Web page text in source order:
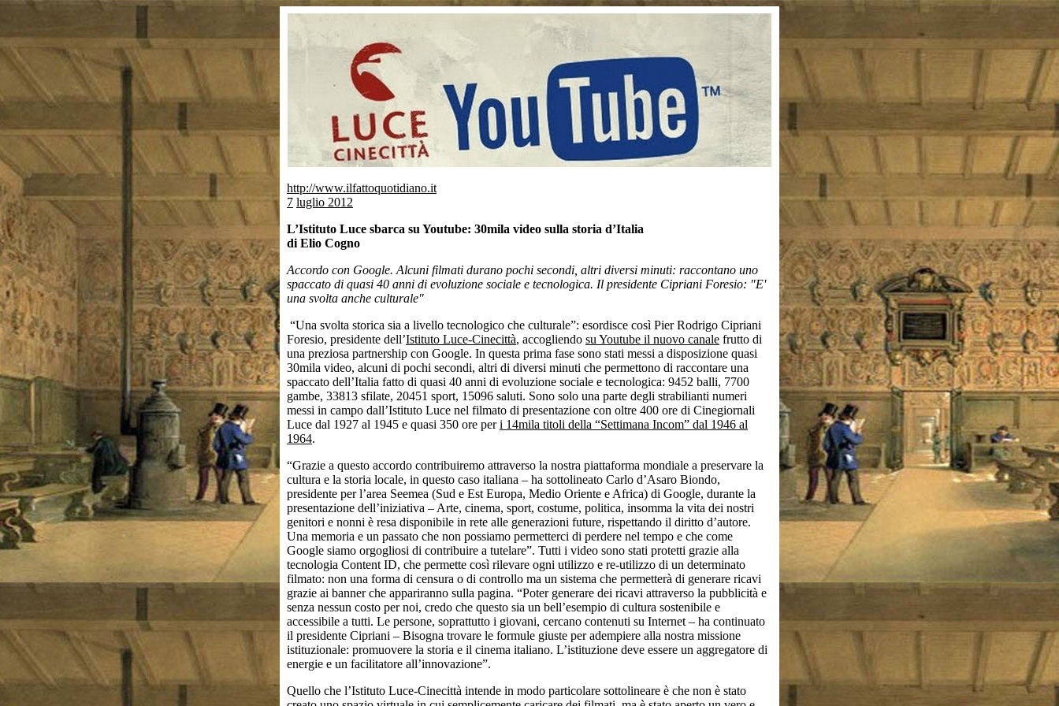
http://www.ilfattoquotidiano.it
7 luglio 2012
L’Istituto Luce sbarca su Youtube: 30mila video sulla storia d’Italia
di Elio Cogno
Accordo con Google. Alcuni filmati durano pochi secondi, altri diversi minuti: raccontano uno
spaccato di quasi 40 anni di evoluzione sociale e tecnologica. Il presidente Cipriani Foresio: "E'
una svolta anche culturale"
“Una svolta storica sia a livello tecnologico che culturale”: esordisce così Pier Rodrigo Cipriani
Foresio, presidente dell’Istituto Luce-Cinecittà, accogliendo su Youtube il nuovo canale frutto di
una preziosa partnership con Google. In questa prima fase sono stati messi a disposizione quasi
30mila video, alcuni di pochi secondi, altri di diversi minuti che permettono di raccontare una
spaccato dell’Italia fatto di quasi 40 anni di evoluzione sociale e tecnologica: 9452 balli, 7700
gambe, 33813 sfilate, 20451 sport, 15096 saluti. Sono solo una parte degli strabilianti numeri
messi in campo dall’Istituto Luce nel filmato di presentazione con oltre 400 ore di Cinegiornali
Luce dal 1927 al 1945 e quasi 350 ore peri 14mila titoli della “Settimana Incom” dal 1946 al
1964.
“Grazie a questo accordo contribuiremo attraverso la nostra piattaforma mondiale a preservare la
cultura e la storia locale, in questo caso italiana – ha sottolineato Carlo d’Asaro Biondo,
presidente per l’area Seemea (Sud e Est Europa, Medio Oriente e Africa) di Google, durante la
presentazione dell’iniziativa – Arte, cinema, sport, costume, politica, insomma la vita dei nostri
genitori e nonni è resa disponibile in rete alle generazioni future, rispettando il diritto d’autore.
Una memoria e un passato che non possiamo permetterci di perdere nel tempo e che come
Google siamo orgogliosi di contribuire a tutelare”. Tutti i video sono stati protetti grazie alla
tecnologia Content ID, che permette così rilevare ogni utilizzo e re-utilizzo di un determinato
filmato: non una forma di censura o di controllo ma un sistema che permetterà di generare ricavi
grazie ai banner che appariranno sulla pagina. “Poter generare dei ricavi attraverso la pubblicità e
senza nessun costo per noi, credo che questo sia un bell’esempio di cultura sostenibile e
accessibile a tutti. Le persone, soprattutto i giovani, cercano contenuti su Internet – ha continuato
il presidente Cipriani – Bisogna trovare le formule giuste per adempiere alla nostra missione
istituzionale: promuovere la storia e il cinema italiano. L’istituzione deve essere un aggregatore di
energie e un facilitatore all’innovazione”.
Quello che l’Istituto Luce-Cinecittà intende in modo particolare sottolineare è che non è stato